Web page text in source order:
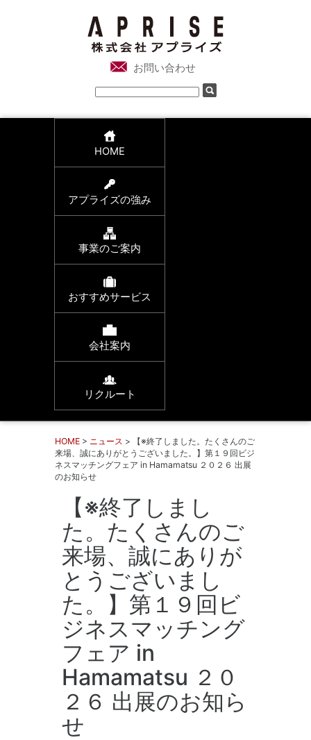
お問い合わせ
HOME
アプライズの強み
事業のご案内
おすすめサービス
会社案内
リクルート
HOME > ニュース > 【※終了しました。たくさんのご
来場、誠にありがとうございました。】第１９回ビジ
ネスマッチングフェア in Hamamatsu ２０２６ 出展
のお知らせ
【※終了しまし
た。たくさんのご
来場、誠にありが
とうございまし
た。】第１９回ビ
ジネスマッチング
フェア in
Hamamatsu ２０
２６ 出展のお知ら
せ